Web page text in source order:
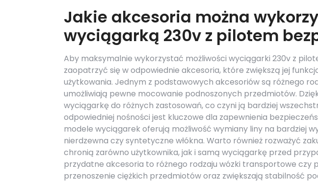
Jakie akcesoria można
wyciągarką 230v z pilotem
Aby maksymalnie wykorzystać możliwości wyciągarki 230v z
zaopatrzyć się w odpowiednie akcesoria, które zwiększą jej
użytkowania. Jednym z podstawowych akcesoriów są różnego
umożliwiają pewne mocowanie podnoszonych przedmiotów.
wyciągarkę do różnych zastosowań, co czyni ją bardziej
odpowiedniej nośności jest kluczowe dla zapewnienia
modele wyciągarek oferują możliwość wymiany liny na bardziej
nierdzewna czy syntetyczne włókna. Warto również rozważyć
chronią zarówno użytkownika, jak i samą wyciągarkę przed
przydatne akcesoria to różnego rodzaju wózki transportowe czy
przenoszenie ciężkich przedmiotów oraz zwiększają stabilność